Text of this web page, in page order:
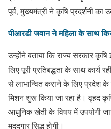
पूर्व, मुख्यमंत्री ने कृषि प्रदर्शनी
पीआरडी जवान ने महिला के साथ
उन्होंने बताया कि राज्य सरकार
लिए पूरी प्रतिबद्धता के साथ कार्य
से लाभान्वित कराने के लिए प्रदेश
मिशन शुरू किया जा रहा है। वृहद
आधुनिक खेती के विषय में उपयोगी
मददगार सिद्ध होगी।